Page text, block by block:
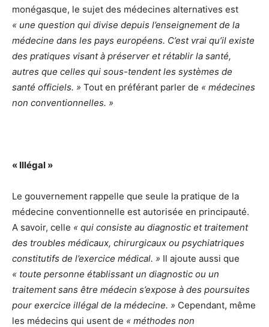
monégasque, le sujet des médecines alternatives est
« une question qui divise depuis l’enseignement de la
médecine dans les pays européens. C’est vrai qu’il existe
des pratiques visant à préserver et rétablir la santé,
autres que celles qui sous-tendent les systèmes de
santé officiels. » Tout en préférant parler de « médecines
non conventionnelles. »
« Illégal »
Le gouvernement rappelle que seule la pratique de la
médecine conventionnelle est autorisée en principauté.
A savoir, celle « qui consiste au diagnostic et traitement
des troubles médicaux, chirurgicaux ou psychiatriques
constitutifs de l’exercice médical. » Il ajoute aussi que
« toute personne établissant un diagnostic ou un
traitement sans être médecin s’expose à des poursuites
pour exercice illégal de la médecine. » Cependant, même
les médecins qui usent de « méthodes non